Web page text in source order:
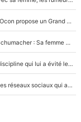
Comme pour le final du Tour de France, Esteban Ocon propose un Grand Prix de Formule 1 à Paris : «Autour de l’Arc de Triomphe, ce serait génial» !
Nouvelle rumeur autour de la santé de Michael Schumacher : Sa femme Corinna sort du silence
F1 - Lewis Hamilton victime de harcèlement, la discipline qui lui a évité le pire : «J'aurais probablement mal tourné»
Lewis Hamilton : Le talent inattendu dévoilé sur les réseaux sociaux qui a impressionné Kim Kardashian pendant leurs vacances en amoureux !